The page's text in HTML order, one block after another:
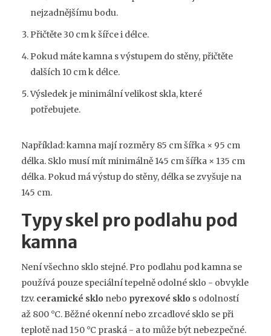
nejzadnějšímu bodu.
Přičtěte 30 cm k šířce i délce.
Pokud máte kamna s výstupem do stěny, přičtěte
dalších 10 cm k délce.
Výsledek je minimální velikost skla, které
potřebujete.
Například: kamna mají rozměry 85 cm šířka × 95 cm
délka. Sklo musí mít minimálně 145 cm šířka × 135 cm
délka. Pokud má výstup do stěny, délka se zvyšuje na
145 cm.
Typy skel pro podlahu pod
kamna
Není všechno sklo stejné. Pro podlahu pod kamna se
používá pouze speciální tepelně odolné sklo - obvykle
tzv. ceramické sklo nebo pyrexové sklo s odolností
až 800 °C. Běžné okenní nebo zrcadlové sklo se při
teplotě nad 150 °C praská - a to může být nebezpečné.